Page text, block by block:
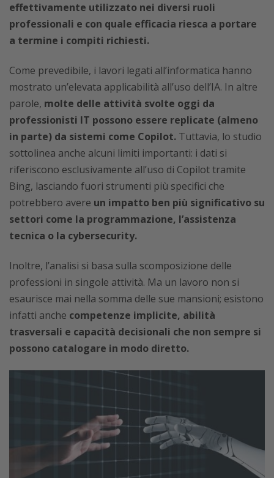
effettivamente utilizzato nei diversi ruoli
professionali e con quale efficacia riesca a portare
a termine i compiti richiesti.
Come prevedibile, i lavori legati all’informatica hanno
mostrato un’elevata applicabilità all’uso dell’IA. In altre
parole, molte delle attività svolte oggi da
professionisti IT possono essere replicate (almeno
in parte) da sistemi come Copilot. Tuttavia, lo studio
sottolinea anche alcuni limiti importanti: i dati si
riferiscono esclusivamente all’uso di Copilot tramite
Bing, lasciando fuori strumenti più specifici che
potrebbero avere un impatto ben più significativo su
settori come la programmazione, l’assistenza
tecnica o la cybersecurity.
Inoltre, l’analisi si basa sulla scomposizione delle
professioni in singole attività. Ma un lavoro non si
esaurisce mai nella somma delle sue mansioni; esistono
infatti anche competenze implicite, abilità
trasversali e capacità decisionali che non sempre si
possono catalogare in modo diretto.